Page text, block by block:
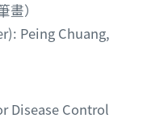
）
Peing Chuang,
Disease Control